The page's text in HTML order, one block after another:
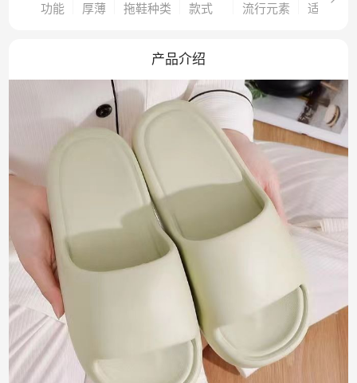
功能
厚薄
拖鞋种类
款式
流行元素
适用人
产品介绍